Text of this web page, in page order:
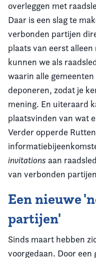
overleggen met
Daar is een slag te
verbonden partijen
plaats van eerst
kunnen we als
waarin alle
deponeren, zodat je
mening. En uiteraard
plaatsvinden van wat
Verder opperde
invitations aan
van verbonden
Een nieuwe
partijen'
Sinds maart hebben
voorgedaan. Door een